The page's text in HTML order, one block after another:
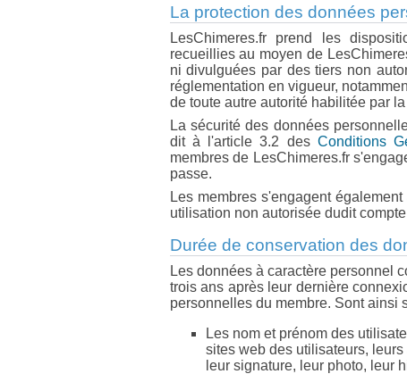
La protection des données
LesChimeres.fr prend les
recueillies au moyen de
ni divulguées par des tiers non
réglementation en vigueur,
de toute autre autorité habilitée par
La sécurité des données
dit à l'article 3.2 desConditions
membres de LesChimeres.fr
passe.
Les membres s'engagent
utilisation non autorisée dudit
Durée de conservation des
Les données à caractère personnel
trois ans après leur dernière
personnelles du membre. Sont ainsi
Les nom et prénom des
sites web des utilisateurs,
leur signature, leur photo, leur